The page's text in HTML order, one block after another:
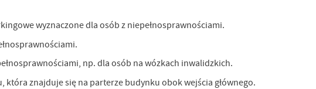
wyznaczone dla osób z niepełnosprawnościami.
np. dla osób na wózkach inwalidzkich.
znajduje się na parterze budynku obok wejścia głównego.
popularności
i aktualności na
na podstawie
lub firm